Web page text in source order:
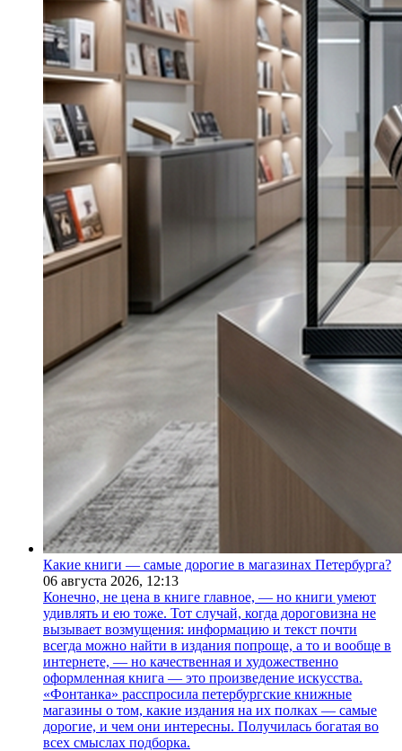
Какие книги — самые дорогие в магазинах Петербурга?
06 августа 2026, 12:13
Конечно, не цена в книге главное, — но книги умеют
удивлять и ею тоже. Тот случай, когда дороговизна не
вызывает возмущения: информацию и текст почти
всегда можно найти в издания попроще, а то и вообще в
интернете, — но качественная и художественно
оформленная книга — это произведение искусства.
«Фонтанка» расспросила петербургские книжные
магазины о том, какие издания на их полках — самые
дорогие, и чем они интересны. Получилась богатая во
всех смыслах подборка.